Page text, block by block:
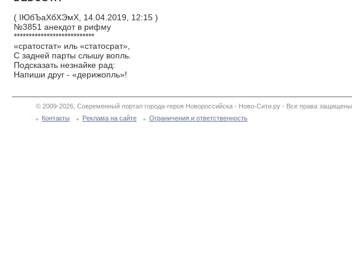
( ІЮбЪаХбХЭмХ, 14.04.2019, 12:15 )
№3851 анекдот в рифму
***************************
«сратостат» иль «статосрат»,
С задней парты слышу вопль.
Подсказать незнайке рад:
Напиши друг - «дерижопль»!
© 2009-2026, Современный портал города-героя Новороссийска - Ново-Сити.ру - Все права защищены.
Контакты
Реклама на сайте Ограничения и ответственность